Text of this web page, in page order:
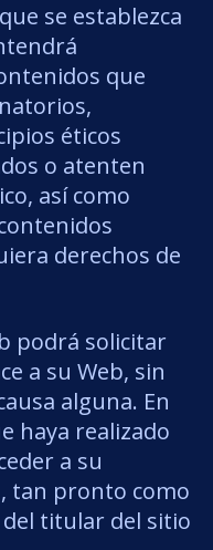
se establezca
que
éticos
o atenten
así como
derechos de
podrá solicitar
a su Web, sin
alguna. En
haya realizado
a su
tan pronto como
titular del sitio